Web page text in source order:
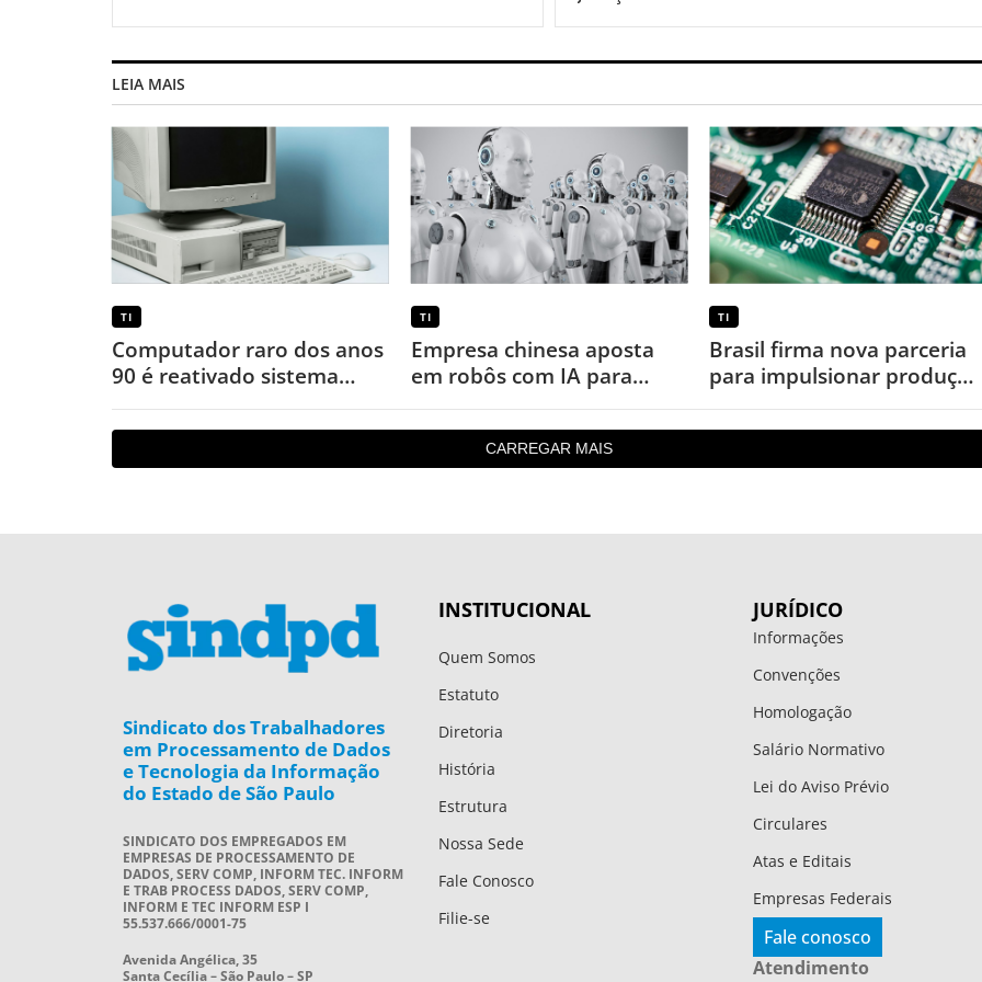
LEIA MAIS
TI
Computador raro dos anos
90 é reativado sistema
operacional quase perdido
TI
Empresa chinesa aposta
em robôs com IA para
expandir atuação no Brasil
TI
Brasil firma nova parceria
para impulsionar produção
local de chips
CARREGAR MAIS
Sindicato dos Trabalhadores
em Processamento de Dados
e Tecnologia da Informação
do Estado de São Paulo
SINDICATO DOS EMPREGADOS EM
EMPRESAS DE PROCESSAMENTO DE
DADOS, SERV COMP, INFORM TEC. INFORM
E TRAB PROCESS DADOS, SERV COMP,
INFORM E TEC INFORM ESP I
55.537.666/0001-75
Avenida Angélica, 35
Santa Cecília – São Paulo – SP
INSTITUCIONAL
Quem Somos
Estatuto
Diretoria
História
Estrutura
Nossa Sede
Fale Conosco
Filie-se
JURÍDICO
Informações
Convenções
Homologação
Salário Normativo
Lei do Aviso Prévio
Circulares
Atas e Editais
Empresas Federais
Fale conosco
Atendimento